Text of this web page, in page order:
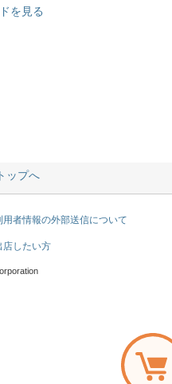
を見る
ップへ
用者情報の外部送信について
店したい方